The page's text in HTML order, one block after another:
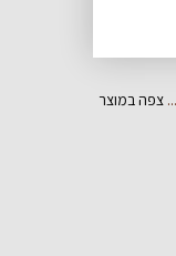
צפה במוצר